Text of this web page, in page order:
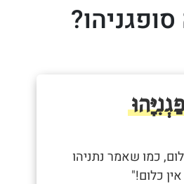
כמו שאמר נתניהו
כלום!"